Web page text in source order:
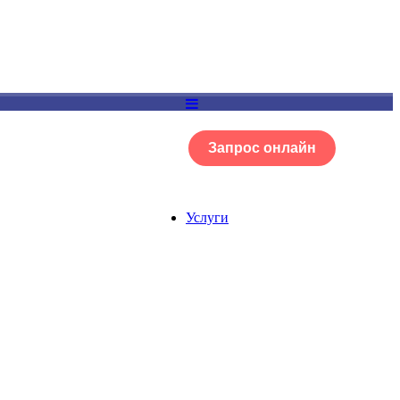
Запрос онлайн
Услуги